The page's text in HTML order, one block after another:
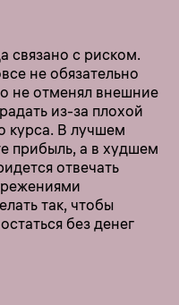
связано с риском.
не обязательно
не отменял внешние
из-за плохой
курса. В лучшем
прибыль, а в худшем
отвечать
так, чтобы
без денег